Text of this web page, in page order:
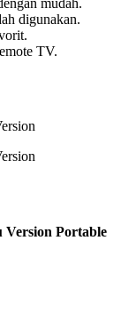
digunakan.
TV.
Portable